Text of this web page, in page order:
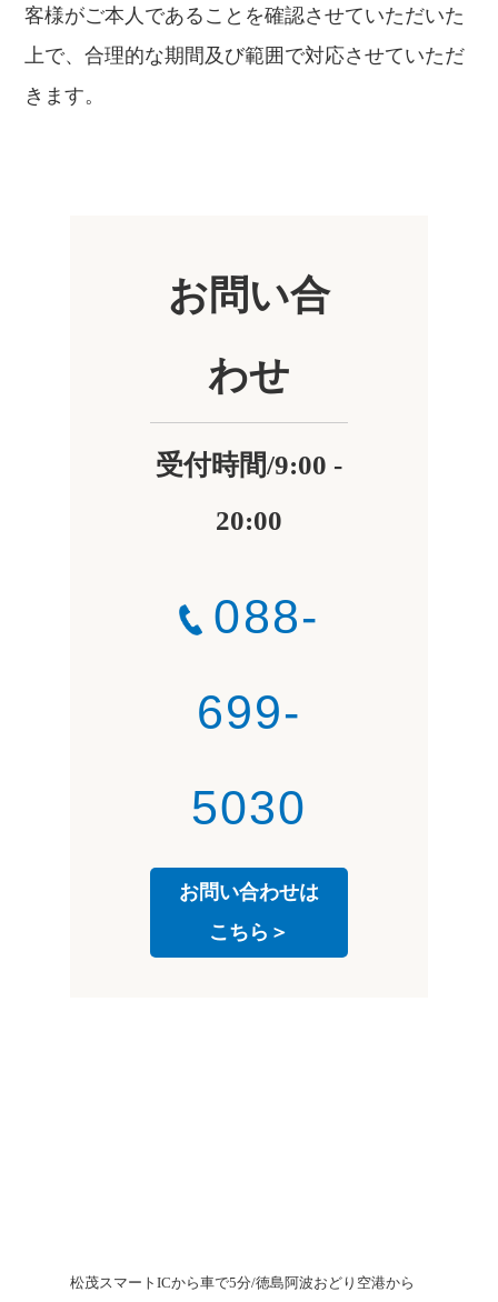
客様がご本人であることを確認させていただいた
上で、合理的な期間及び範囲で対応させていただ
きます。
お問い合
わせ
受付時間/9:00 -
20:00
088-
699-
5030
お問い合わせは
こちら＞
松茂スマートICから車で5分/徳島阿波おどり空港から